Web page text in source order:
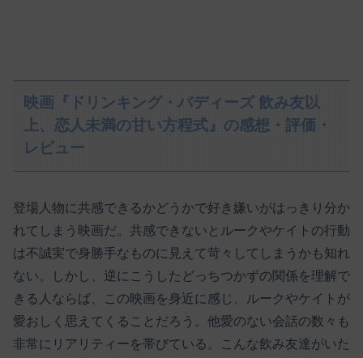
映画『ドリンキング・バディーズ 飲み友以
上、恋人未満の甘い方程式』の感想・評価・
レビュー
登場人物に共感できるかどうかで好き嫌いがはっきり分か
れてしまう映画だ。共感できないとルークやケイトの行動
は不誠実で身勝手なものに見えて苛々してしまうかも知れ
ない。しかし、逆にこうしたどっちつかずの関係を理解で
きる人ならば、この映画を身近に感じ、ルークやケイトが
愛おしく思えてくることだろう。他愛のない会話の数々も
非常にリアリティーを帯びている。こんな飲み友達がいた